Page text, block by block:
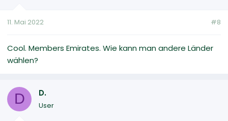
11. Mai 2022 #8
Cool. Members Emirates. Wie kann man andere Länder
wählen?
D D.
User